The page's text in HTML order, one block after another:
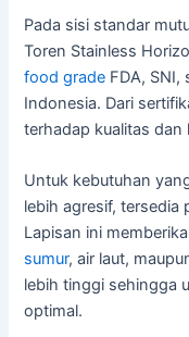
Pada sisi standar
Toren Stainless
food grade FDA, SNI,
Indonesia. Dari
terhadap kualitas dan
Untuk kebutuhan
lebih agresif, tersedia
Lapisan ini
sumur, air laut,
lebih tinggi sehingga
optimal.